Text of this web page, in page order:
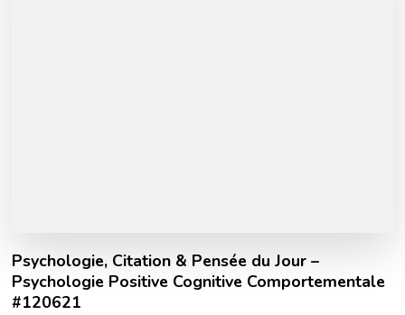
Psychologie, Citation & Pensée du Jour –
Psychologie Positive Cognitive Comportementale
#120621